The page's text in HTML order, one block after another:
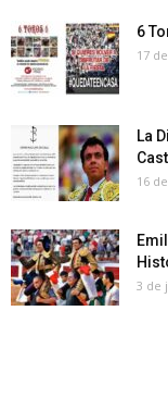
6
17
La
16
3 de